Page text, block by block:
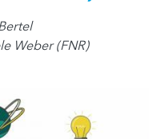
Weber (FNR)